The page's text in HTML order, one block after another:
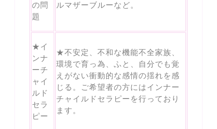
の問
題
ルマザーブルーなど。
★イ
ンナ
ーチ
ャイ
ルド
セラ
ピー
★不安定、不和な機能不全家族、
環境で育っ為、ふと、自分でも覚
えがない衝動的な感情の揺れを感
じる。ご希望者の方にはインナー
チャイルドセラピーを行っており
ます。